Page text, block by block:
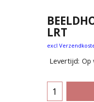
LRT
excl
Levertijd: Op